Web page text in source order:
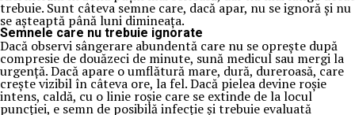
trebuie. Sunt câteva semne care, dacă apar, nu se ignoră și nu
se așteaptă până luni dimineața.
Semnele care nu trebuie ignorate
Dacă observi sângerare abundentă care nu se oprește după
compresie de douăzeci de minute, sună medicul sau mergi la
urgență. Dacă apare o umflătură mare, dură, dureroasă, care
crește vizibil în câteva ore, la fel. Dacă pielea devine roșie
intens, caldă, cu o linie roșie care se extinde de la locul
puncției, e semn de posibilă infecție și trebuie evaluată